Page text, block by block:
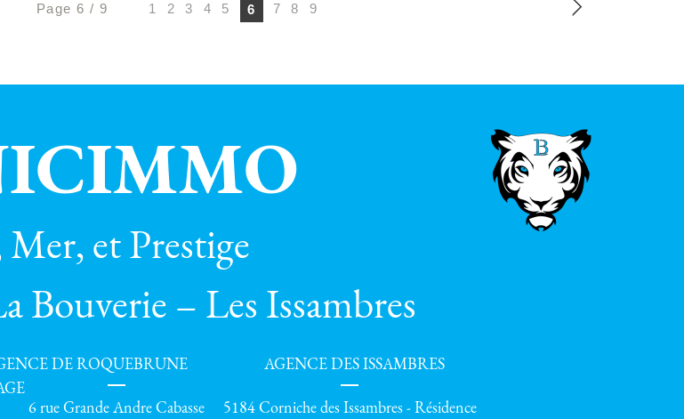
Page 6 / 9 1 2 3 4 5 6 7 8 9
Mer, et Prestige
Bouverie – Les Issambres
DE ROQUEBRUNE
6 rue Grande Andre Cabasse
AGENCE DES ISSAMBRES
5184 Corniche des Issambres - Résidence